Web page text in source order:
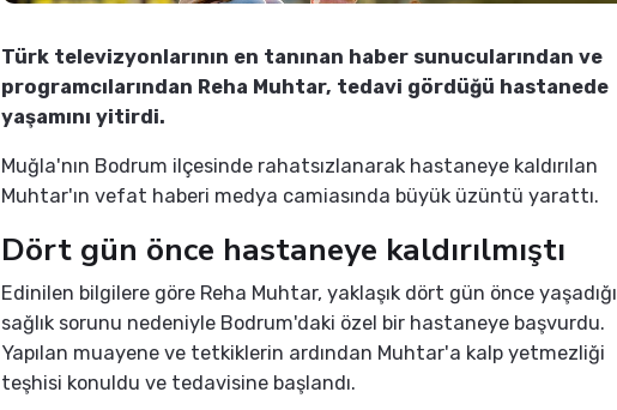
Türk televizyonlarının en tanınan haber sunucularından ve
programcılarından Reha Muhtar, tedavi gördüğü hastanede
yaşamını yitirdi.
Muğla'nın Bodrum ilçesinde rahatsızlanarak hastaneye kaldırılan
Muhtar'ın vefat haberi medya camiasında büyük üzüntü yarattı.
Dört gün önce hastaneye kaldırılmıştı
Edinilen bilgilere göre Reha Muhtar, yaklaşık dört gün önce yaşadığı
sağlık sorunu nedeniyle Bodrum'daki özel bir hastaneye başvurdu.
Yapılan muayene ve tetkiklerin ardından Muhtar'a kalp yetmezliği
teşhisi konuldu ve tedavisine başlandı.